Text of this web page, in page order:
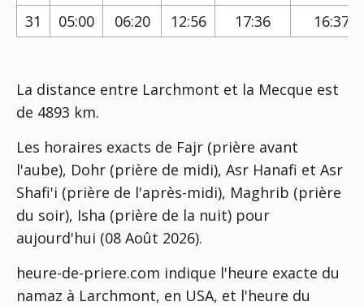
31
05:00 06:20 12:56 17:36 16:37
La distance entre Larchmont et la Mecque est
de 4893 km.
Les horaires exacts de Fajr (prière avant
l'aube), Dohr (prière de midi), Asr Hanafi et Asr
Shafi'i (prière de l'après-midi), Maghrib (prière
du soir), Isha (prière de la nuit) pour
aujourd'hui (08 Août 2026).
heure-de-priere.com indique l'heure exacte du
namaz à Larchmont, en USA, et l'heure du